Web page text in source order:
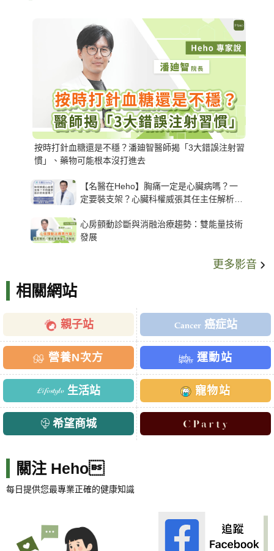
按時打針血糖還是不穩？潘廸智醫師揭「3大錯誤注射習
慣」、藥物可能根本沒打進去
【名醫在Heho】胸痛一定是心臟病嗎？一
定要裝支架？心臟科權威張其任主任解析支
心房顫動診斷與消融治療趨勢：雙能量技術
發展
更多影音
相關網站
親子站 癌症站
營養N次方 運動站
生活站 寵物站
希望商城
關注 Heho
每日提供您最專業正確的健康知識